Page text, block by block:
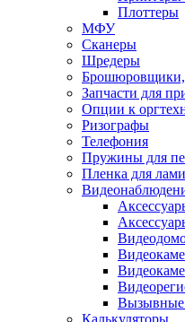
Плоттеры
МФУ
Сканеры
Шредеры
Брошюровщики,
Запчасти для
Опции к
Ризографы
Телефония
Пружины для
Пленка для
Вызывные
Калькуляторы